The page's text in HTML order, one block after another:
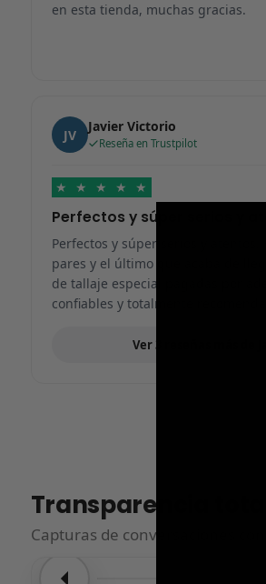
en esta tienda, muchas gracias.
JV Javier Victorio
Reseña en Trustpilot
★ ★ ★ ★ ★
Perfectos y súper serios y
Perfectos y súper serios y atentos.
pares y el último que acaba de
de tallaje especial pagadas por
confiables y totalmente
Ver 3 reseñas más de
Transparencia total
Capturas de conversaciones